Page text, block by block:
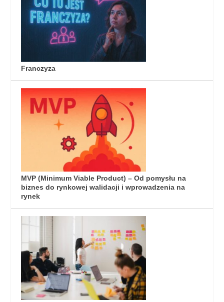
Franczyza
MVP (Minimum Viable Product) – Od pomysłu na
biznes do rynkowej walidacji i wprowadzenia na
rynek